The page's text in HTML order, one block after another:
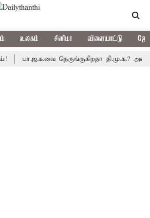
உலகம் சினிமா விளையாட்டு
பா.ஜ.க.வை நெருங்குகிறதா தி.மு.க.?